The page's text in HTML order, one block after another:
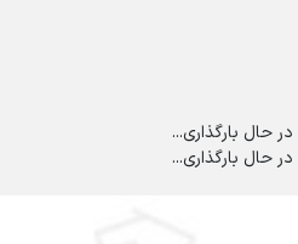
در حال بارگذاری...
در حال بارگذاری...